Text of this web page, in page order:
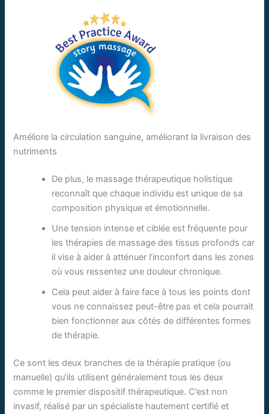
Améliore la circulation sanguine, améliorant la livraison des
nutriments
De plus, le massage thérapeutique holistique
reconnaît que chaque individu est unique de sa
composition physique et émotionnelle.
Une tension intense et ciblée est fréquente pour
les thérapies de massage des tissus profonds car
il vise à aider à atténuer l’inconfort dans les zones
où vous ressentez une douleur chronique.
Cela peut aider à faire face à tous les points dont
vous ne connaissez peut-être pas et cela pourrait
bien fonctionner aux côtés de différentes formes
de thérapie.
Ce sont les deux branches de la thérapie pratique (ou
manuelle) qu’ils utilisent généralement tous les deux
comme le premier dispositif thérapeutique. C’est non
invasif, réalisé par un spécialiste hautement certifié et